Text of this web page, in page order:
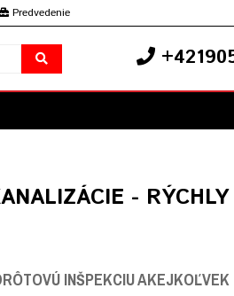
Predvedenie
-
INŠPEKCIU AKEJKOĽVEK